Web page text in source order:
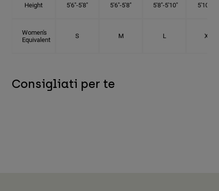
Height 5'6"-5'8" 5'6"-5'8" 5'8"-5'10" 5'10"- 6'
Women's
Equivalent
S M L XL
Consigliati per te